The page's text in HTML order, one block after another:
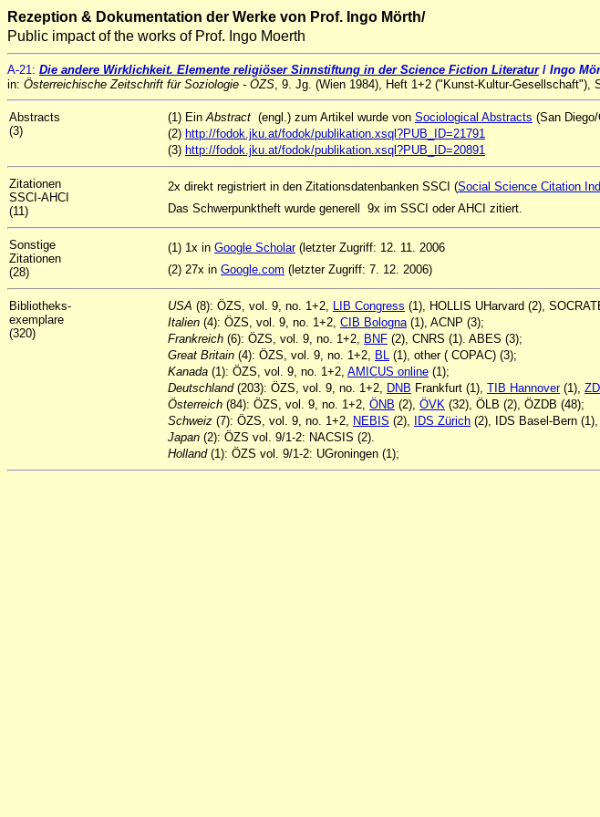
Rezeption & Dokumentation der Werke von Prof. Ingo Mörth/
Public impact of the works of Prof. Ingo Moerth
A-21: Die andere Wirklichkeit. Elemente religiöser Sinnstiftung in der Science Fiction Literatur/ Ingo
in: Österreichische Zeitschrift für Soziologie - ÖZS, 9. Jg. (Wien 1984), Heft 1+2 ("Kunst-Kultur-Gesellschaft"),
Abstracts
(3)
(1) EinAbstract (engl.) zum Artikel wurde von Sociological Abstracts (San
(2) http://fodok.jku.at/fodok/publikation.xsql?PUB_ID=21791
(3) http://fodok.jku.at/fodok/publikation.xsql?PUB_ID=20891
Zitationen
SSCI-AHCI
(11)
2x direkt registriert in den Zitationsdatenbanken SSCI (Social Science Citation
Das Schwerpunktheft wurde generell 9x im SSCI oder AHCI zitiert.
Sonstige
Zitationen
(28)
(1) 1x in Google Scholar(letzter Zugriff: 12. 11. 2006
(2) 27x in Google.com (letzter Zugriff: 7. 12. 2006)
Bibliotheks-
exemplare
(320)
USA (8): ÖZS, vol. 9, no. 1+2, LIB Congress (1), HOLLIS UHarvard (2),
Italien (4): ÖZS, vol. 9, no. 1+2, CIB Bologna(1), ACNP (3);
Frankreich (6): ÖZS, vol. 9, no. 1+2, BNF (2), CNRS (1). ABES (3);
Great Britain (4): ÖZS, vol. 9, no. 1+2, BL (1), other ( COPAC) (3);
Kanada (1): ÖZS, vol. 9, no. 1+2, AMICUS online (1);
Deutschland (203): ÖZS, vol. 9, no. 1+2, DNB Frankfurt (1), TIB Hannover(1),
Österreich (84): ÖZS, vol. 9, no. 1+2, ÖNB (2), ÖVK (32), ÖLB (2), ÖZDB (48);
Schweiz (7): ÖZS, vol. 9, no. 1+2, NEBIS (2), IDS Zürich (2), IDS Basel-Bern (1),
Japan (2): ÖZS vol. 9/1-2: NACSIS (2).
Holland(1): ÖZS vol. 9/1-2: UGroningen (1);